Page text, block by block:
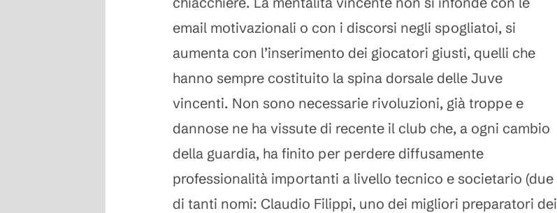
email motivazionali o con i discorsi negli spogliatoi, si
aumenta con l’inserimento dei giocatori giusti, quelli che
hanno sempre costituito la spina dorsale delle Juve
vincenti. Non sono necessarie rivoluzioni, già troppe e
dannose ne ha vissute di recente il club che, a ogni cambio
della guardia, ha finito per perdere diffusamente
professionalità importanti a livello tecnico e societario (due
di tanti nomi: Claudio Filippi, uno dei migliori preparatori dei